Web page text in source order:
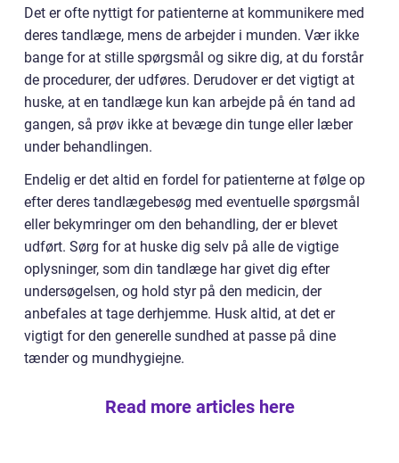
Det er ofte nyttigt for patienterne at kommunikere med
deres tandlæge, mens de arbejder i munden. Vær ikke
bange for at stille spørgsmål og sikre dig, at du forstår
de procedurer, der udføres. Derudover er det vigtigt at
huske, at en tandlæge kun kan arbejde på én tand ad
gangen, så prøv ikke at bevæge din tunge eller læber
under behandlingen.
Endelig er det altid en fordel for patienterne at følge op
efter deres tandlægebesøg med eventuelle spørgsmål
eller bekymringer om den behandling, der er blevet
udført. Sørg for at huske dig selv på alle de vigtige
oplysninger, som din tandlæge har givet dig efter
undersøgelsen, og hold styr på den medicin, der
anbefales at tage derhjemme. Husk altid, at det er
vigtigt for den generelle sundhed at passe på dine
tænder og mundhygiejne.
Read more articles here